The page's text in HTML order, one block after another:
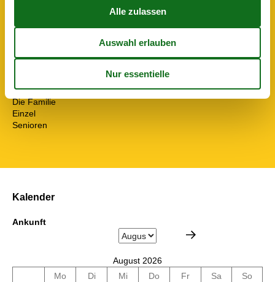
Radio
Wohnen & Schlafen
Zielgruppe
Die Familie
Einzel
Senioren
Kalender
Ankunft
August 2026
Mo
Di Mi Do Fr Sa
So